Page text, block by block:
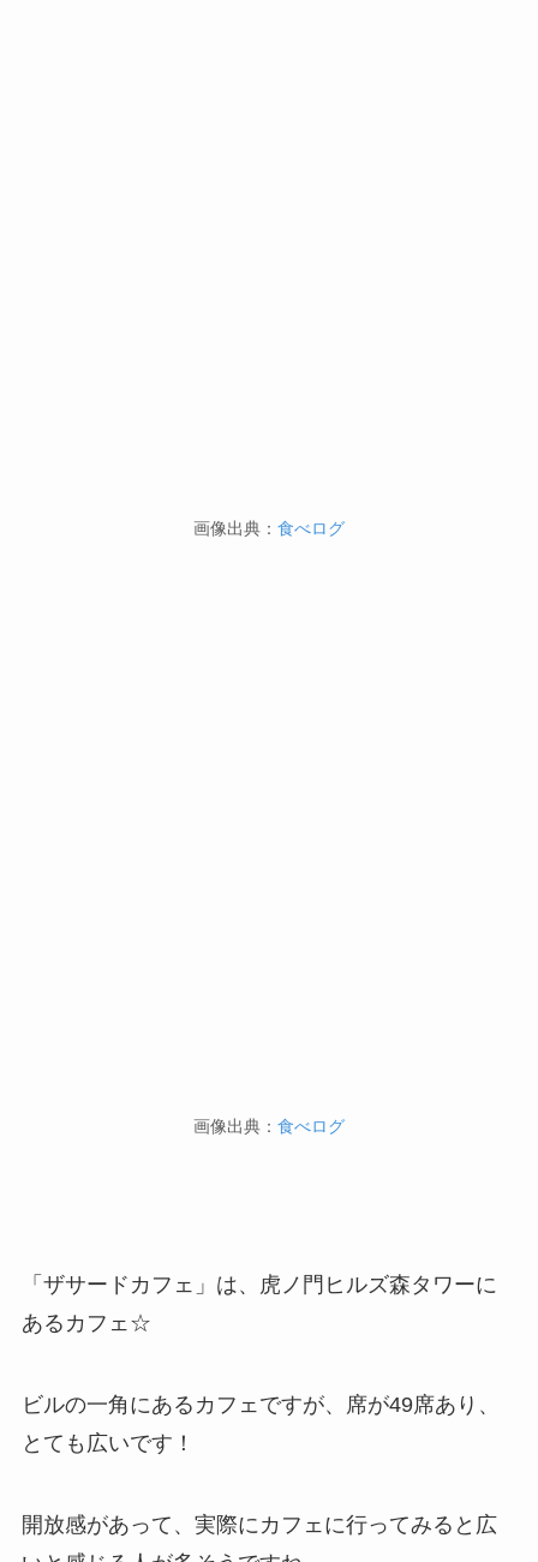
画像出典： 食べログ
画像出典： 食べログ
「ザサードカフェ」は、虎ノ門ヒルズ森タワーに
あるカフェ☆
ビルの一角にあるカフェですが、席が49席あり、
とても広いです！
開放感があって、実際にカフェに行ってみると広